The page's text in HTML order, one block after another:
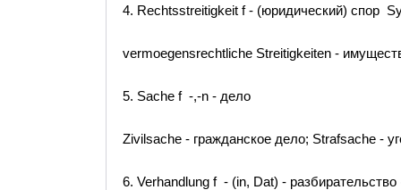
4. Rechtsstreitigkeit f - (юридический) спор
vermoegensrechtliche Streitigkeiten -
5. Sache f -,-n - дело
Zivilsache - гражданское дело; Strafsache -
6. Verhandlung f - (in, Dat) -